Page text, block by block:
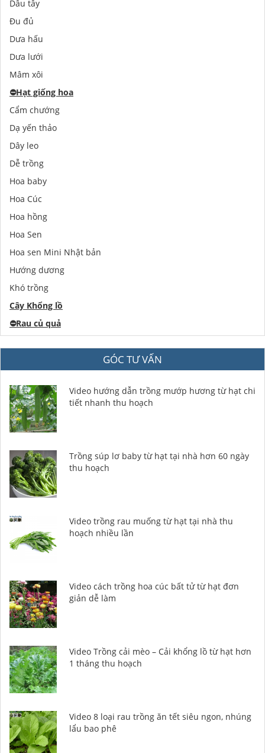
Dâu tây
Đu đủ
Dưa hấu
Dưa lưới
Mâm xôi
⛔️Hạt giống hoa
Cẩm chướng
Dạ yến thảo
Dây leo
Dễ trồng
Hoa baby
Hoa Cúc
Hoa hồng
Hoa Sen
Hoa sen Mini Nhật bản
Hướng dương
Khó trồng
Cây Khổng lồ
⛔️Rau củ quả
GÓC TƯ VẤN
Video hướng dẫn trồng mướp hương từ hạt chi
tiết nhanh thu hoạch
Trồng súp lơ baby từ hạt tại nhà hơn 60 ngày
thu hoạch
Video trồng rau muống từ hạt tại nhà thu
hoạch nhiều lần
Video cách trồng hoa cúc bất tử từ hạt đơn
giản dễ làm
Video Trồng cải mèo – Cải khổng lồ từ hạt hơn
1 tháng thu hoạch
Video 8 loại rau trồng ăn tết siêu ngon, nhúng
lẩu bao phê